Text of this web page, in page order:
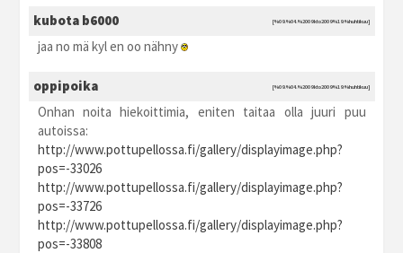
kubota b6000 [%09.%04.%2009 kto2009 %19:%huhtikuu]
jaa no mä kyl en oo nähny
oppipoika [%09.%04.%2009 kto2009 %19:%huhtikuu]
Onhan noita hiekoittimia, eniten taitaa olla juuri puu
autoissa:
http://www.pottupellossa.fi/gallery/displayimage.php?
pos=-33026
http://www.pottupellossa.fi/gallery/displayimage.php?
pos=-33726
http://www.pottupellossa.fi/gallery/displayimage.php?
pos=-33808